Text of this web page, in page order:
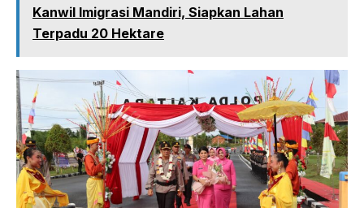
Kanwil Imigrasi Mandiri, Siapkan Lahan
Terpadu 20 Hektare